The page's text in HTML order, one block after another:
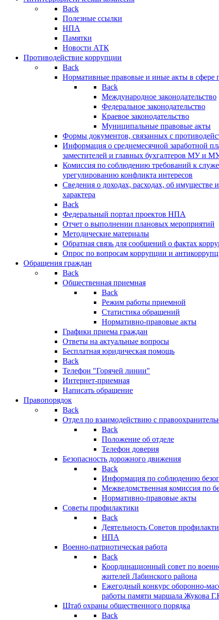
Back
Полезные ссылки
НПА
Памятки
Новости АТК
Противодействие коррупции
Back
Нормативные правовые и иные акты в сфере
Back
Международное законодательство
Федеральное законодательство
Краевое законодательство
Муниципальные правовые акты
Формы документов, связанных с
Информация о среднемесячной заработной
заместителей и главных бухгалтеров МУ и
Комиссия по соблюдению требований к
урегулированию конфликта интересов
Сведения о доходах, расходах, об имуществе
характера
Back
Федеральный портал проектов НПА
Отчет о выполнении плановых мероприятий
Методические материалы
Обратная связь для сообщений о фактах
Опрос по вопросам коррупции и
Обращения граждан
Back
Общественная приемная
Back
Режим работы приемной
Статистика обращений
Нормативно-правовые акты
Графики приема граждан
Ответы на актуальные вопросы
Бесплатная юридическая помощь
Back
Телефон "Горячей линии"
Интернет-приемная
Написать обращение
Правопорядок
Back
Отдел по взаимодействию с
Back
Положение об отделе
Телефон доверия
Безопасность дорожного движения
Back
Информация по соблюдению
Межведомственная комиссия по
Нормативно-правовые акты
Советы профилактики
Back
Деятельность Советов
НПА
Военно-патриотическая работа
Back
Координационный совет по
жителей Лабинского района
Ежегодный конкурс оборонно-
работы памяти маршала Жукова
Штаб охраны общественного порядка
Back